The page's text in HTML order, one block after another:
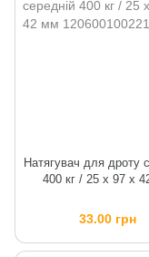
Натягувач для дроту
400 кг / 25 х 97 х
33.00 грн